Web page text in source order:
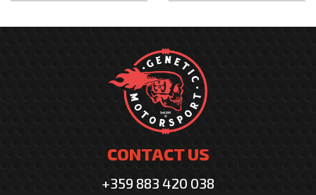
CONTACT US
+359 883 420 038